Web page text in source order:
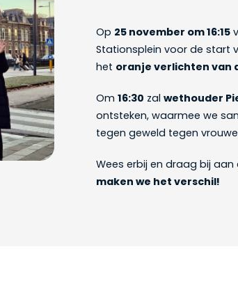
Op 25 november om 16:15
Stationsplein voor de start
het oranje verlichten van
Om 16:30 zal wethouder
ontsteken, waarmee we
tegen geweld tegen
Wees erbij en draag bij
maken we het verschil!